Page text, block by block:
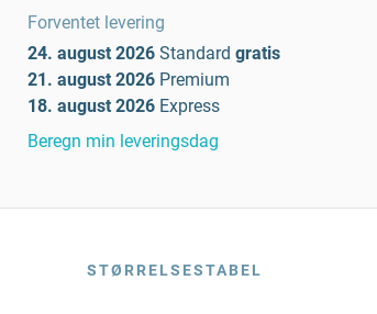
Forventet levering
24. august 2026 Standard gratis
21. august 2026 Premium
18. august 2026 Express
Beregn min leveringsdag
STØRRELSESTABEL